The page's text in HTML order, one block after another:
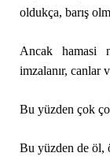
oldukça, barış
Ancak hamasi
imzalanır, canlar
Bu yüzden çok
Bu yüzden de öl,